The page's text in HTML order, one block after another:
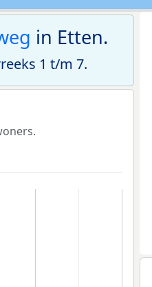
in Etten.
1 t/m 7.